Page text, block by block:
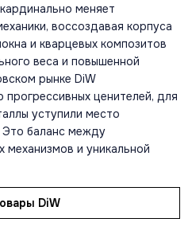
меняет
воссоздавая корпуса
и кварцевых композитов
веса и повышенной
рынке DiW
прогрессивных ценителей, для
уступили место
Это баланс между
и уникальной
DiW